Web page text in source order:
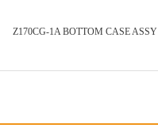
Z170CG-1A BOTTOM CASE ASSY